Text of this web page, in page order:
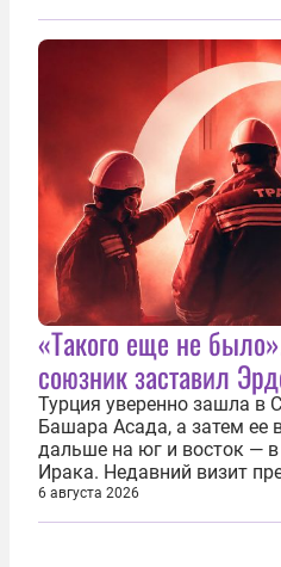
в войне. Вероятно, в
киевского режима и
«Такого еще не
союзник заставил
Турция уверенно зашла в
Башара Асада, а затем ее
дальше на юг и восток —
Ирака. Недавний визит
Анкару, договоры об
TPAO в разработке нефти
6 августа 2026